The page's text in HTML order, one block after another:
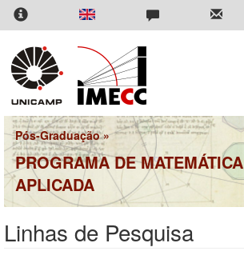
Pular
para
conteúdo
principal
Pós-Graduação»
PROGRAMA DE MATEMÁTICA
APLICADA
Linhas de Pesquisa